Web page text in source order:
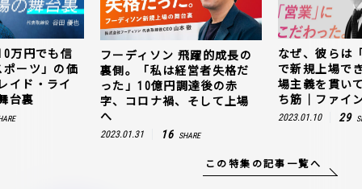
万円でも信
ーツ」の価
イド・ライ
台裏
フーディソン 飛躍的成長の
裏側。「私は経営者失格だ
った」10億円調達後の赤
字、コロナ禍、そして上場
へ
2023.01.31 16 SHARE
なぜ、彼らは
で新規上場で
場主義を貫い
ち筋｜ファイ
2023.01.10 29
この特集の記事一覧へ